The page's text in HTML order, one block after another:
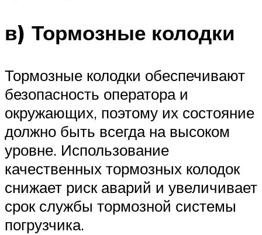
в) Тормозные колодки
Тормозные колодки обеспечивают
безопасность оператора и
окружающих, поэтому их состояние
должно быть всегда на высоком
уровне. Использование
качественных тормозных колодок
снижает риск аварий и увеличивает
срок службы тормозной системы
погрузчика.